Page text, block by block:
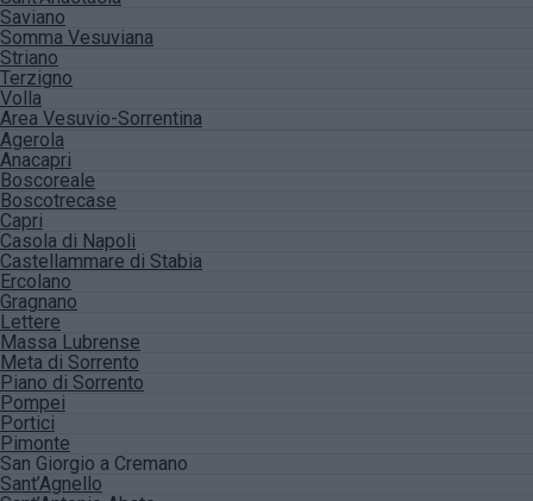
Saviano
Somma Vesuviana
Striano
Terzigno
Volla
Area Vesuvio-Sorrentina
Agerola
Anacapri
Boscoreale
Boscotrecase
Capri
Casola di Napoli
Castellammare di Stabia
Ercolano
Gragnano
Lettere
Massa Lubrense
Meta di Sorrento
Piano di Sorrento
Pompei
Portici
Pimonte
San Giorgio a Cremano
Sant’Agnello